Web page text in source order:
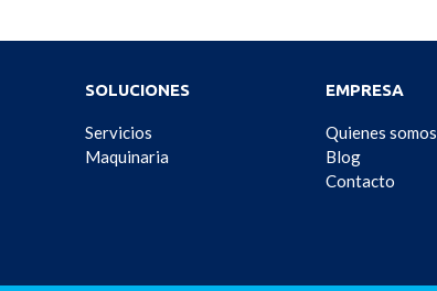
SOLUCIONES
Servicios
Maquinaria
EMPRESA
Quienes somos
Blog
Contacto